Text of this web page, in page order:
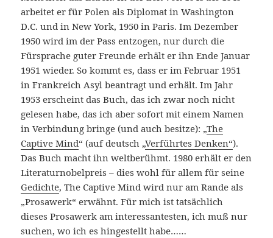
arbeitet er für Polen als Diplomat in Washington
D.C. und in New York, 1950 in Paris. Im Dezember
1950 wird im der Pass entzogen, nur durch die
Fürsprache guter Freunde erhält er ihn Ende Januar
1951 wieder. So kommt es, dass er im Februar 1951
in Frankreich Asyl beantragt und erhält. Im Jahr
1953 erscheint das Buch, das ich zwar noch nicht
gelesen habe, das ich aber sofort mit einem Namen
in Verbindung bringe (und auch besitze): „The
Captive Mind“ (auf deutsch „Verführtes Denken“).
Das Buch macht ihn weltberühmt. 1980 erhält er den
Literaturnobelpreis – dies wohl für allem für seine
Gedichte, The Captive Mind wird nur am Rande als
„Prosawerk“ erwähnt. Für mich ist tatsächlich
dieses Prosawerk am interessantesten, ich muß nur
suchen, wo ich es hingestellt habe……